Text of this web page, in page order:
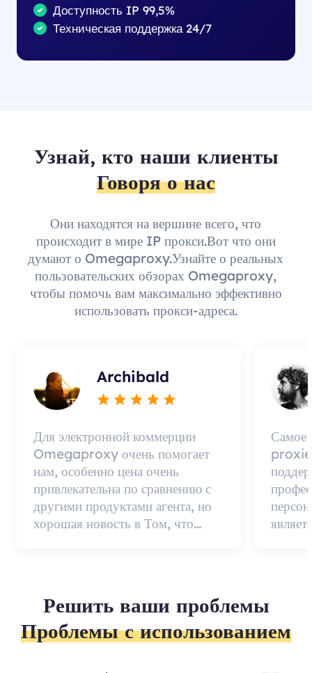
Доступность IP 99,5%
Техническая поддержка 24/7
Узнай, кто наши клиенты
Говоря о нас
Они находятся на вершине всего, что
происходит в мире IP прокси.Вот что они
думают о Omegaproxy.Узнайте о реальных
пользовательских обзорах Omegaproxy,
чтобы помочь вам максимально эффективно
использовать прокси-адреса.
Archibald
Для электронной коммерции
Omegaproxy очень помогает
нам, особенно цена очень
привлекательна по сравнению с
другими продуктами агента, но
хорошая новость в Том, что
Самое
Решить ваши проблемы
Проблемы с использованием